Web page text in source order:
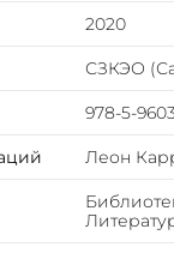
вставкой с
2020
СЗКЭО
978-5-
Леон